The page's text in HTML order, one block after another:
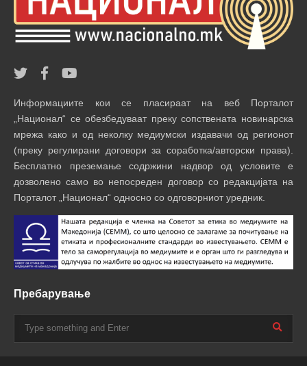
Информациите кои се пласираат на веб Порталот
„Национал“ се обезбедуваат преку сопствената новинарска
мрежа како и од неколку медиумски издавачи од регионот
(преку регулирани договори за соработка/авторски права).
Бесплатно преземање содржини надвор од условите е
дозволено само во непосреден договор со редакцијата на
Порталот „Национал“ односно со одговорниот уредник.
Пребарување